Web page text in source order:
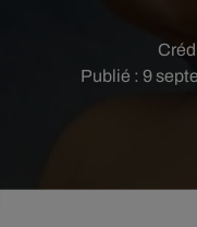
Publié : 9